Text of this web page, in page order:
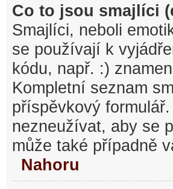
Co to jsou smajlíci
Smajlíci, neboli
se používají k
kódu, např. :)
Kompletní seznam
příspěvkový
nezneužívat, aby se
může také případně
Nahoru